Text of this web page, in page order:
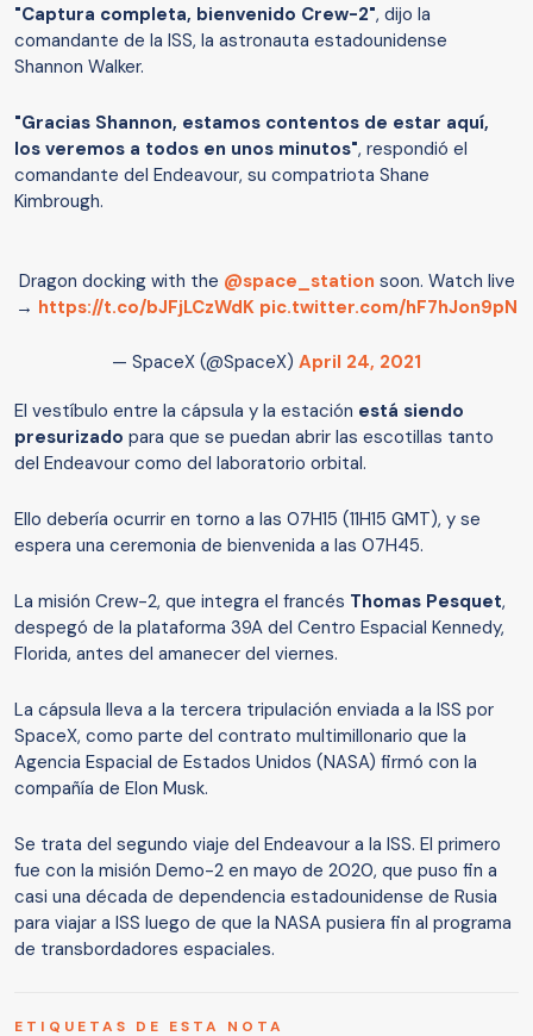
"Captura completa, bienvenido Crew-2", dijo la
comandante de la ISS, la astronauta estadounidense
Shannon Walker.
"Gracias Shannon, estamos contentos de estar aquí,
los veremos a todos en unos minutos", respondió el
comandante del Endeavour, su compatriota Shane
Kimbrough.
Dragon docking with the @space_station soon. Watch live
→ https://t.co/bJFjLCzWdK pic.twitter.com/hF7hJon9pN
— SpaceX (@SpaceX) April 24, 2021
El vestíbulo entre la cápsula y la estación está siendo
presurizado para que se puedan abrir las escotillas tanto
del Endeavour como del laboratorio orbital.
Ello debería ocurrir en torno a las 07H15 (11H15 GMT), y se
espera una ceremonia de bienvenida a las 07H45.
La misión Crew-2, que integra el francés Thomas Pesquet,
despegó de la plataforma 39A del Centro Espacial Kennedy,
Florida, antes del amanecer del viernes.
La cápsula lleva a la tercera tripulación enviada a la ISS por
SpaceX, como parte del contrato multimillonario que la
Agencia Espacial de Estados Unidos (NASA) firmó con la
compañía de Elon Musk.
Se trata del segundo viaje del Endeavour a la ISS. El primero
fue con la misión Demo-2 en mayo de 2020, que puso fin a
casi una década de dependencia estadounidense de Rusia
para viajar a ISS luego de que la NASA pusiera fin al programa
de transbordadores espaciales.
ETIQUETAS DE ESTA NOTA